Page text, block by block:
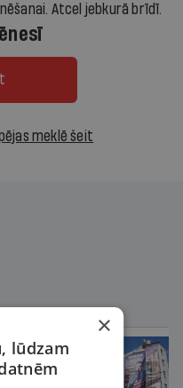
Atcel jebkurā brīdī.
meklē šeit
par
×
lūdzam